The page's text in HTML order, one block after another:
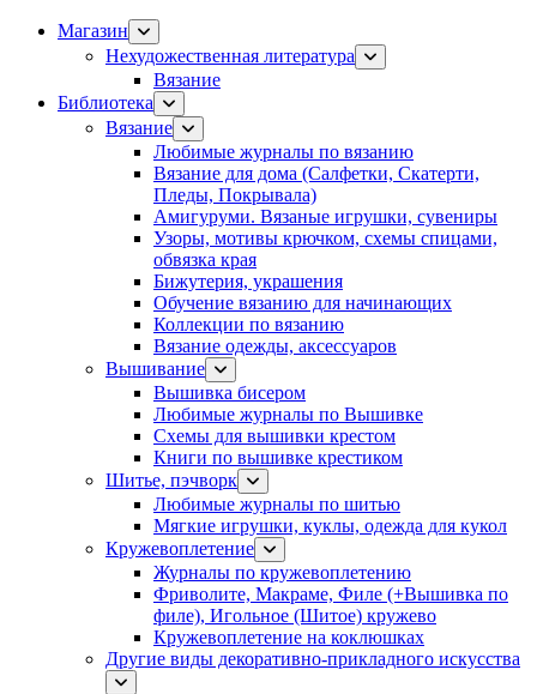
Магазин
Нехудожественная литература
Вязание
Библиотека
Вязание
Любимые журналы по вязанию
Вязание для дома (Салфетки, Скатерти,
Пледы, Покрывала)
Амигуруми. Вязаные игрушки, сувениры
Узоры, мотивы крючком, схемы спицами,
обвязка края
Бижутерия, украшения
Обучение вязанию для начинающих
Коллекции по вязанию
Вязание одежды, аксессуаров
Вышивание
Вышивка бисером
Любимые журналы по Вышивке
Схемы для вышивки крестом
Книги по вышивке крестиком
Шитье, пэчворк
Любимые журналы по шитью
Мягкие игрушки, куклы, одежда для кукол
Кружевоплетение
Журналы по кружевоплетению
Фриволите, Макраме, Филе (+Вышивка по
филе), Игольное (Шитое) кружево
Кружевоплетение на коклюшках
Другие виды декоративно-прикладного искусства